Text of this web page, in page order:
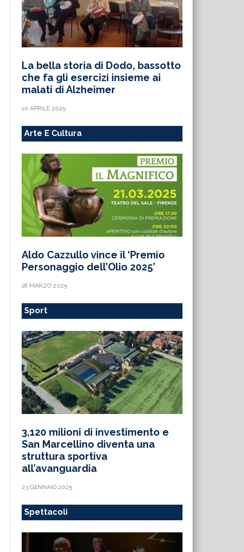
La bella storia di Dodo, bassotto
che fa gli esercizi insieme ai
malati di Alzheimer
10 APRILE 2025
Arte E Cultura
Aldo Cazzullo vince il ‘Premio
Personaggio dell’Olio 2025’
18 MARZO 2025
Sport
3,120 milioni di investimento e
San Marcellino diventa una
struttura sportiva
all’avanguardia
23 GENNAIO 2025
Spettacoli